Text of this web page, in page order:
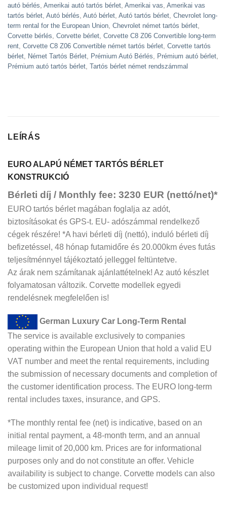
autó bérlés Amerikai autó tartós bérlet Amerikai vas Amerikai vas
tartós bérlet Autó bérlés Autó bérlet Autó tartós bérlet Chevrolet long-
term rental for the European Union Chevrolet német tartós bérlet
Corvette bérlés Corvette bérlet Corvette C8 Z06 Convertible long-term
rent Corvette C8 Z06 Convertible német tartós bérlet Corvette tartós
bérlet
Német Tartós Bérlet Prémium Autó Bérlés Prémium autó bérlet
Prémium autó tartós bérlet Tartós bérlet német rendszámmal
LEÍRÁS
EURO ALAPÚ NÉMET TARTÓS BÉRLET
KONSTRUKCIÓ
Bérleti díj / Monthly fee: 3230 EUR (nettó/net)*
EURO tartós bérlet magában foglalja az adót,
biztosításokat és GPS-t. EU- adószámmal rendelkező
cégek részére! *A havi bérleti díj (nettó), induló bérleti díj
befizetéssel, 48 hónap futamidőre és 20.000km éves futás
teljesítménnyel tájékoztató jelleggel feltüntetve.
Az árak nem számítanak ajánlattételnek! Az autó készlet
folyamatosan változik. Corvette modellek egyedi
rendelésnek megfelelően is!
German Luxury Car Long-Term Rental
The service is available exclusively to companies
operating within the European Union that hold a valid EU
VAT number and meet the rental requirements, including
the submission of necessary documents and completion of
the customer identification process. The EURO long-term
rental includes taxes, insurance, and GPS.
*The monthly rental fee (net) is indicative, based on an
initial rental payment, a 48-month term, and an annual
mileage limit of 20,000 km. Prices are for informational
purposes only and do not constitute an offer. Vehicle
availability is subject to change. Corvette models can also
be customized upon individual request!